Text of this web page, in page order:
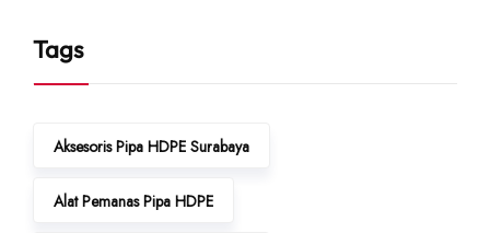
Tags
Aksesoris Pipa HDPE Surabaya
Alat Pemanas Pipa HDPE